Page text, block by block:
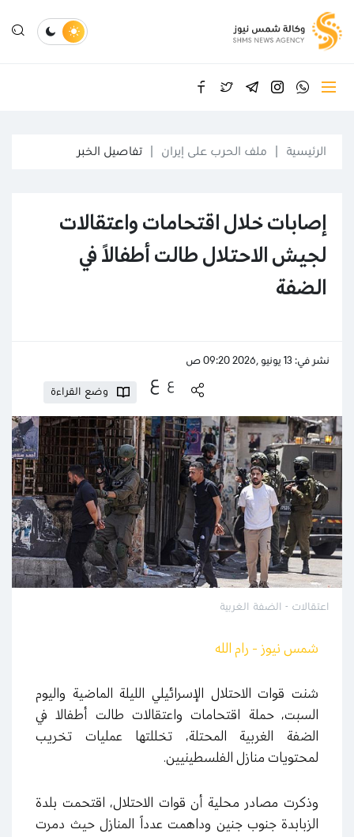
الرئيسية ملف الحرب على إيران تفاصيل الخبر
إصابات خلال اقتحامات واعتقالات
لجيش الاحتلال طالت أطفالاً في
الضفة
نشر في: 13 يونيو ,2026 09:20 ص
ع ع
وضع القراءة
اعتقالات - الضفة الغربية
شمس نيوز - رام الله
شنت قوات الاحتلال الإسرائيلي الليلة الماضية واليوم
السبت، حملة اقتحامات واعتقالات طالت أطفالا في
الضفة الغربية المحتلة، تخللتها عمليات تخريب
لمحتويات منازل الفلسطينيين.
وذكرت مصادر محلية أن قوات الاحتلال، اقتحمت بلدة
الزبابدة جنوب جنين وداهمت عدداً المنازل حيث دمرت